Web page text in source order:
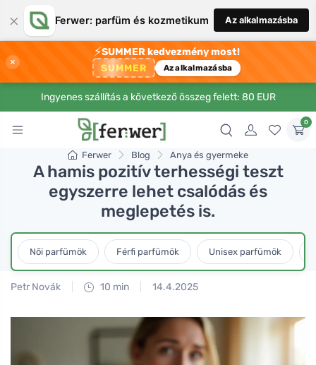
× Ferwer: parfüm és kozmetikum Az alkalmazásba
×
⚡SUMMER kedvezmény most!
SUMMER Az alkalmazásba
Ingyenes szállítás a következő összeg felett: 80 EUR
0
Ferwer Blog Anya és gyermeke
A hamis pozitív terhességi teszt
egyszerre lehet csalódás és
meglepetés is.
Női parfümök Férfi parfümök Unisex parfümök
Petr Novák 10 min 14.4.2025